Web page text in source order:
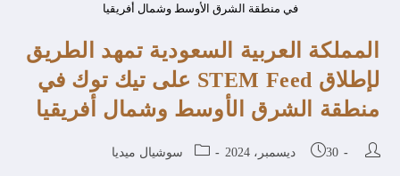
في منطقة الشرق الأوسط وشمال أفريقيا
المملكة العربية السعودية تمهد الطريق
لإطلاق STEM Feed على تيك توك في
منطقة الشرق الأوسط وشمال أفريقيا
30 ديسمبر، 2024 سوشيال ميديا